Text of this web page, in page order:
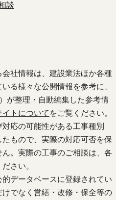
談
社情報は、建設業法ほか各種
る様々な公開情報を参考に、
が整理・自動編集した参考情
イトについて をご覧ください。
応の可能性がある工事種別
もので、実際の対応可否を保
。実際の工事のご相談は、各
さい。
データベースに登録されてい
でなく営繕・改修・保全等の